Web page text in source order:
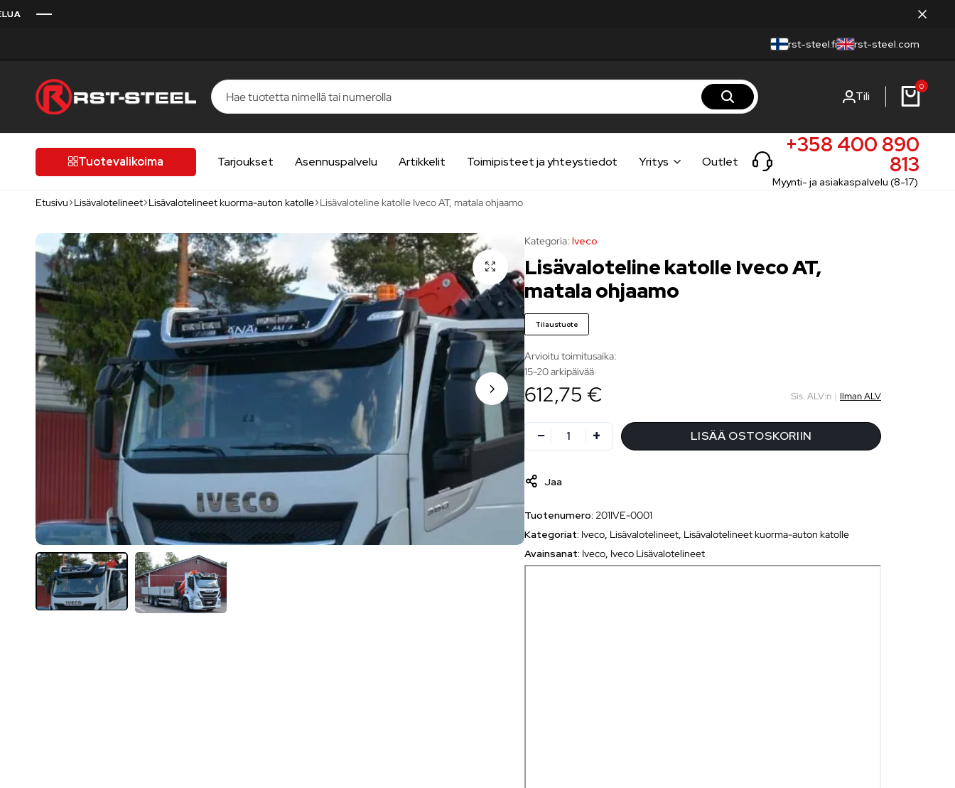
rst-steel.fi rst-steel.com
laatutietoiselle
autoilijalle
Tili
0
Tuotevalikoima Tarjoukset Asennuspalvelu Artikkelit Toimipisteet ja yhteystiedot Yritys Outlet
+358 400 890
813
Myynti- ja asiakaspalvelu (8-17)
Etusivu Lisävalotelineet Lisävalotelineet kuorma-auton katolle Lisävaloteline katolle Iveco AT, matala ohjaamo
Kategoria: Iveco
Lisävaloteline katolle Iveco AT,
matala ohjaamo
Tilaustuote
Arvioitu toimitusaika:
15-20 arkipäivää
612,75 € Sis. ALV:n | Ilman ALV
LISÄÄ OSTOSKORIIN
Jaa
Tuotenumero: 201IVE-0001
Kategoriat: Iveco Lisävalotelineet Lisävalotelineet kuorma-auton katolle
Avainsanat: Iveco Iveco Lisävalotelineet